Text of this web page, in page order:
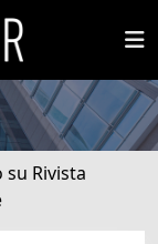
Rivista